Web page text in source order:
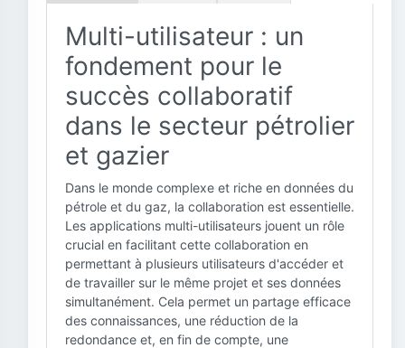
Multi-utilisateur : un
fondement pour le
succès collaboratif
dans le secteur pétrolier
et gazier
Dans le monde complexe et riche en données du
pétrole et du gaz, la collaboration est essentielle.
Les applications multi-utilisateurs jouent un rôle
crucial en facilitant cette collaboration en
permettant à plusieurs utilisateurs d'accéder et
de travailler sur le même projet et ses données
simultanément. Cela permet un partage efficace
des connaissances, une réduction de la
redondance et, en fin de compte, une